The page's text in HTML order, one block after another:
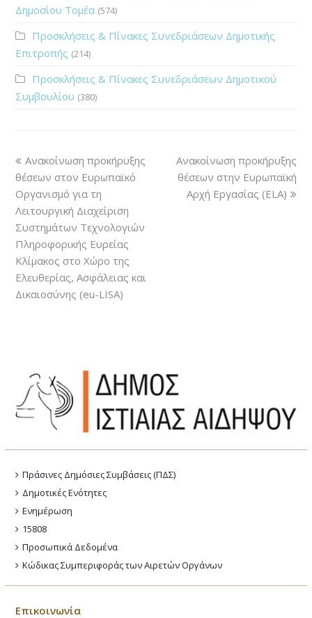
Δημοσίου Τομέα (574)
Προσκλήσεις & Πίνακες Συνεδριάσεων Δημοτικής
Επιτροπής (214)
Προσκλήσεις & Πίνακες Συνεδριάσεων Δημοτικού
Συμβουλίου (380)
Ανακοίνωση προκήρυξης
θέσεων στoν Ευρωπαϊκό
Οργανισμό για τη
Λειτουργική Διαχείριση
Συστημάτων Τεχνολογιών
Πληροφορικής Ευρείας
Κλίμακος στο Χώρο της
Ελευθερίας, Ασφάλειας και
Δικαιοσύνης (eu-LISA)
Ανακοίνωση προκήρυξης
θέσεων στην Ευρωπαϊκή
Αρχή Εργασίας (ELA)
Πράσινες Δημόσιες Συμβάσεις (ΠΔΣ)
Δημοτικές Ενότητες
Ενημέρωση
15808
Προσωπικά Δεδομένα
Κώδικας Συμπεριφοράς των Αιρετών Οργάνων
Επικοινωνία